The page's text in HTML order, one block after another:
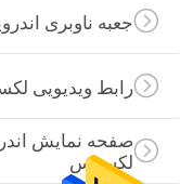
جعبه ناوبری
رابط ویدیویی
صفحه نمایش
لکسوس